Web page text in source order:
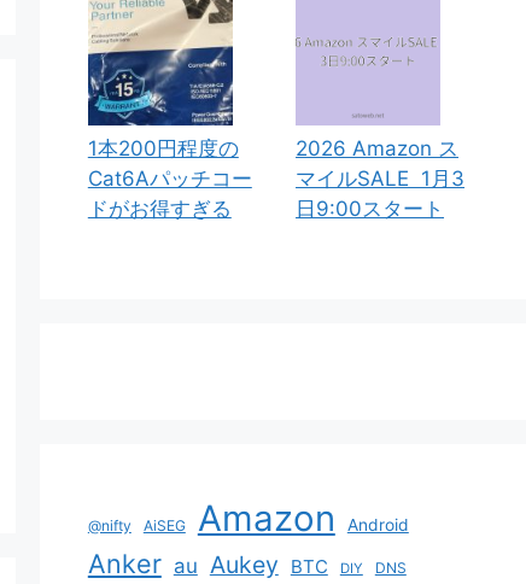
1本200円程度の
Cat6Aパッチコー
ドがお得すぎる
2026 Amazon ス
マイルSALE 1月3
日9:00スタート
@nifty AiSEG Amazon Android
Anker au Aukey BTC DIY DNS